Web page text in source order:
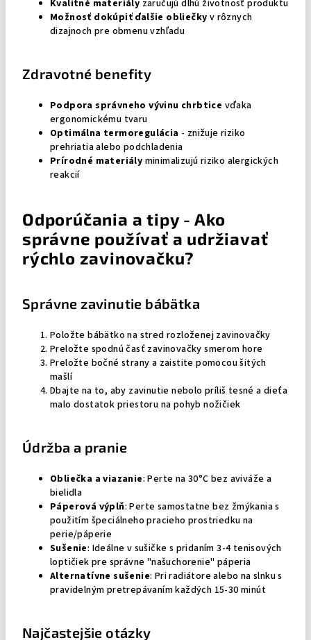
Kvalitné materiály zaručujú dlhú životnosť produktu
Možnosť dokúpiť ďalšie obliečky v rôznych
dizajnoch pre obmenu vzhľadu
Zdravotné benefity
Podpora správneho vývinu chrbtice vďaka
ergonomickému tvaru
Optimálna termoregulácia - znižuje riziko
prehriatia alebo podchladenia
Prírodné materiály minimalizujú riziko alergických
reakcií
Odporúčania a tipy - Ako
správne používať a udržiavať
rýchlo zavinovačku?
Správne zavinutie bábätka
Položte bábätko na stred rozloženej zavinovačky
Preložte spodnú časť zavinovačky smerom hore
Preložte bočné strany a zaistite pomocou šitých
mašlí
Dbajte na to, aby zavinutie nebolo príliš tesné a dieťa
malo dostatok priestoru na pohyb nožičiek
Údržba a pranie
Obliečka a viazanie: Perte na 30°C bez aviváže a
bielidla
Páperová výplň: Perte samostatne bez žmýkania s
použitím špeciálneho pracieho prostriedku na
perie/páperie
Sušenie: Ideálne v sušičke s pridaním 3-4 tenisových
loptičiek pre správne "našuchorenie" páperia
Alternatívne sušenie: Pri radiátore alebo na slnku s
pravidelným pretrepávaním každých 15-30 minút
Najčastejšie otázky